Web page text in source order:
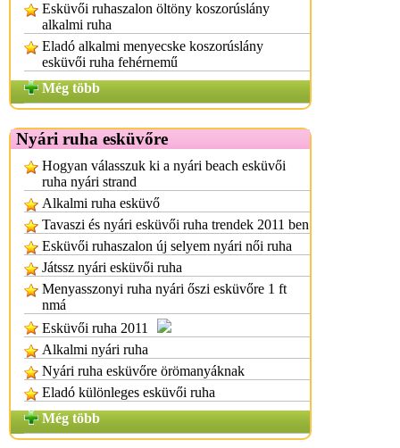
Esküvői ruhaszalon öltöny koszorúslány
alkalmi ruha
Eladó alkalmi menyecske koszorúslány
esküvői ruha fehérnemű
Még több
Nyári ruha esküvőre
Hogyan válasszuk ki a nyári beach esküvői
ruha nyári strand
Alkalmi ruha esküvő
Tavaszi és nyári esküvői ruha trendek 2011 ben
Esküvői ruhaszalon új selyem nyári női ruha
Játssz nyári esküvői ruha
Menyasszonyi ruha nyári őszi esküvőre 1 ft
nmá
Esküvői ruha 2011
Alkalmi nyári ruha
Nyári ruha esküvőre örömanyáknak
Eladó különleges esküvői ruha
Még több